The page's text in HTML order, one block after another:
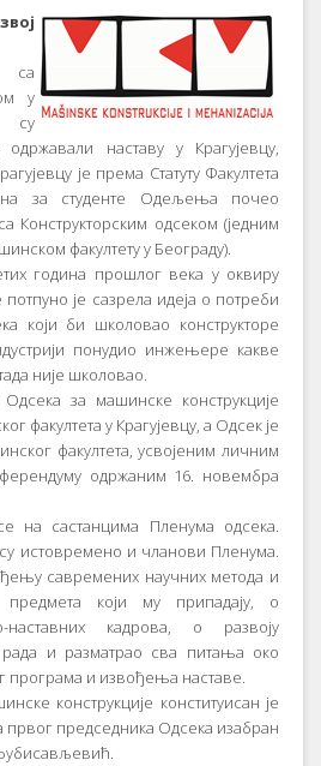
са
у
су
наставу у Крагујевцу,
је према Статуту Факултета
за студенте Одељења почео
Конструкторским одсеком (једним
факултету у Београду).
година прошлог века у оквиру
је сазрела идеја о потреби
који би школовао конструкторе
понудио инжењере какве
није школовао.
за машинске конструкције
факултета у Крагујевцу, а Одсек је
факултета, усвојеним личним
одржаним 16. новембра
на састанцима Пленума одсека.
истовремено и чланови Пленума.
савремених научних метода и
који му припадају, о
наставних кадрова, о развоју
рада и разматрао сва питања око
програма и извођења наставе.
конструкције конституисан је
првог председника Одсека изабран